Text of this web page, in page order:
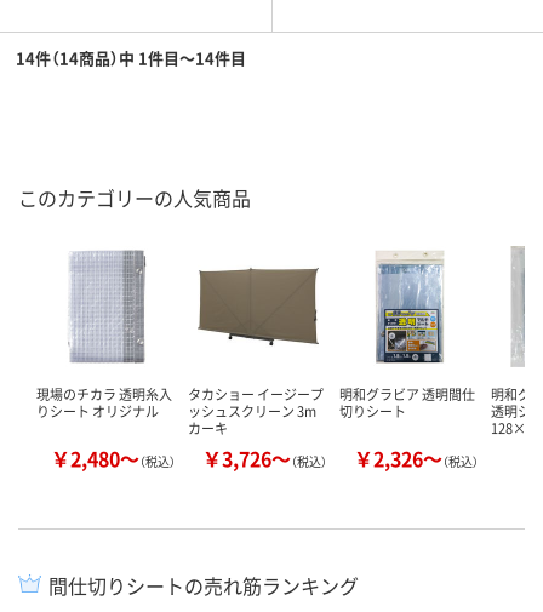
14件（14商品）中 1件目～14件目
このカテゴリーの人気商品
現場のチカラ 透明糸入
りシート オリジナル
￥2,480～（税込）
タカショー イージープ
ッシュスクリーン 3m
カーキ
￥3,726～（税込）
明和グラビア 透明間仕
切りシート
￥2,326～（税込）
明和グ
透明シ
間仕切りシートの売れ筋ランキング